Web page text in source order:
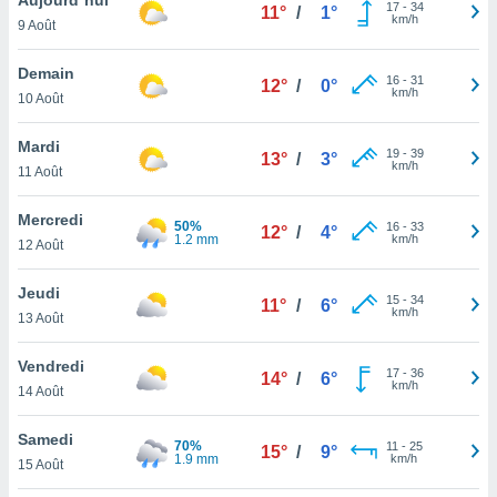
et
»,
au
vous
qu'ils
ou
le
ainsi
un
la
du
9 Août
11° / 1° 17- 34
km/h
Demain
10 Août
12° / 0° 16- 31
km/h
Mardi
11 Août
13° / 3° 19- 39
km/h
Mercredi
12 Août
50%
1.2 mm
12° / 4° 16- 33
km/h
Jeudi
13 Août
11° / 6° 15- 34
km/h
Vendredi
14 Août
14° / 6° 17- 36
km/h
Samedi
15 Août
70%
1.9 mm
15° / 9° 11 - 25
km/h